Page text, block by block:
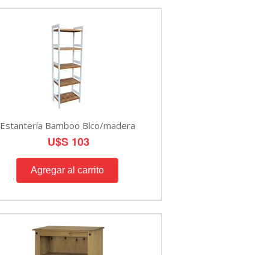
Estantería Bamboo Blco/madera
U$S 103